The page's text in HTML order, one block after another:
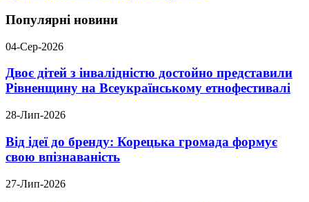
Популярні новини
04-Сер-2026
Двоє дітей з інвалідністю достойно представили
Рівненщину на Всеукраїнському етнофестивалі
28-Лип-2026
Від ідеї до бренду: Корецька громада формує
свою впізнаваність
27-Лип-2026